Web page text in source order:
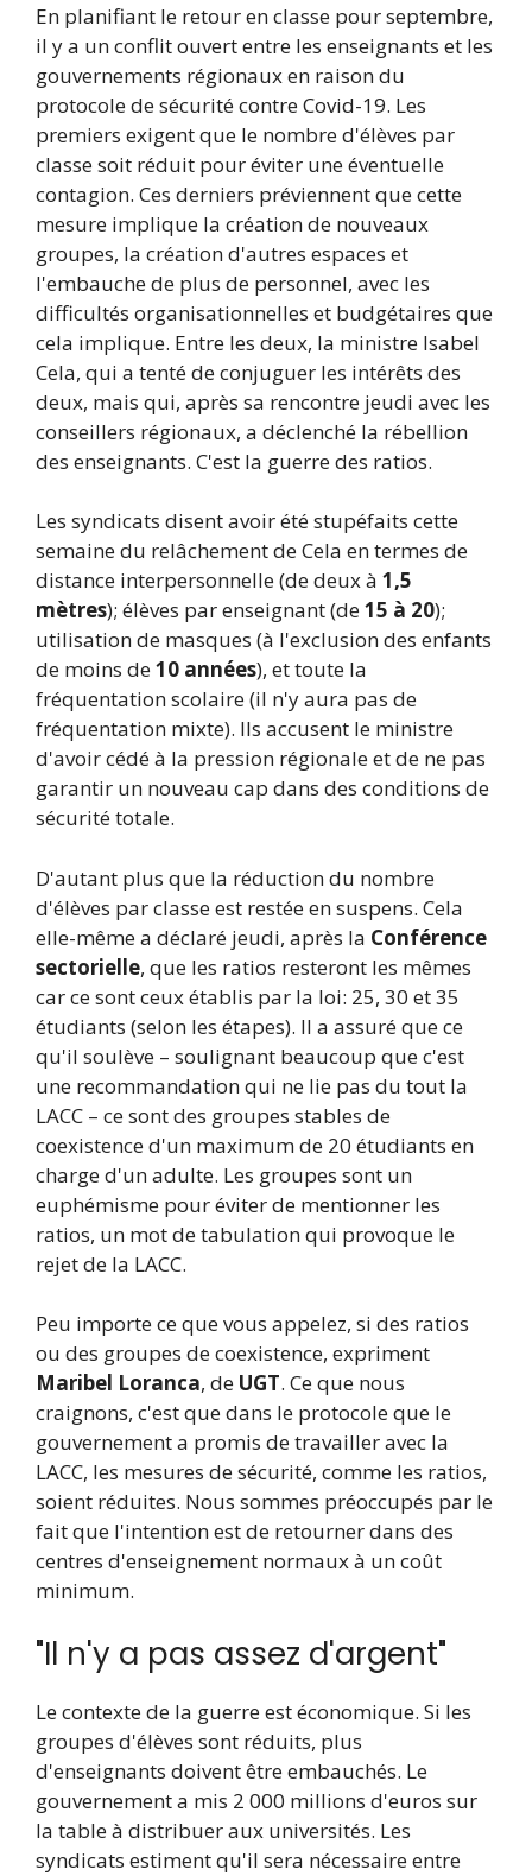
En planifiant le retour en classe pour septembre,
il y a un conflit ouvert entre les enseignants et les
gouvernements régionaux en raison du
protocole de sécurité contre Covid-19. Les
premiers exigent que le nombre d'élèves par
classe soit réduit pour éviter une éventuelle
contagion. Ces derniers préviennent que cette
mesure implique la création de nouveaux
groupes, la création d'autres espaces et
l'embauche de plus de personnel, avec les
difficultés organisationnelles et budgétaires que
cela implique. Entre les deux, la ministre Isabel
Cela, qui a tenté de conjuguer les intérêts des
deux, mais qui, après sa rencontre jeudi avec les
conseillers régionaux, a déclenché la rébellion
des enseignants. C'est la guerre des ratios.
Les syndicats disent avoir été stupéfaits cette
semaine du relâchement de Cela en termes de
distance interpersonnelle (de deux à 1,5
mètres); élèves par enseignant (de15 à 20);
utilisation de masques (à l'exclusion des enfants
de moins de10 années), et toute la
fréquentation scolaire (il n'y aura pas de
fréquentation mixte). Ils accusent le ministre
d'avoir cédé à la pression régionale et de ne pas
garantir un nouveau cap dans des conditions de
sécurité totale.
D'autant plus que la réduction du nombre
d'élèves par classe est restée en suspens. Cela
elle-même a déclaré jeudi, après la Conférence
sectorielle, que les ratios resteront les mêmes
car ce sont ceux établis par la loi: 25, 30 et 35
étudiants (selon les étapes). Il a assuré que ce
qu'il soulève – soulignant beaucoup que c'est
une recommandation qui ne lie pas du tout la
LACC – ce sont des groupes stables de
coexistence d'un maximum de 20 étudiants en
charge d'un adulte. Les groupes sont un
euphémisme pour éviter de mentionner les
ratios, un mot de tabulation qui provoque le
rejet de la LACC.
Peu importe ce que vous appelez, si des ratios
ou des groupes de coexistence, expriment
Maribel Loranca, de UGT. Ce que nous
craignons, c'est que dans le protocole que le
gouvernement a promis de travailler avec la
LACC, les mesures de sécurité, comme les ratios,
soient réduites. Nous sommes préoccupés par le
fait que l'intention est de retourner dans des
centres d'enseignement normaux à un coût
minimum.
"Il n'y a pas assez d'argent"
Le contexte de la guerre est économique. Si les
groupes d'élèves sont réduits, plus
d'enseignants doivent être embauchés. Le
gouvernement a mis 2 000 millions d'euros sur
la table à distribuer aux universités. Les
syndicats estiment qu'il sera nécessaire entre